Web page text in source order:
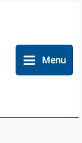
Menu